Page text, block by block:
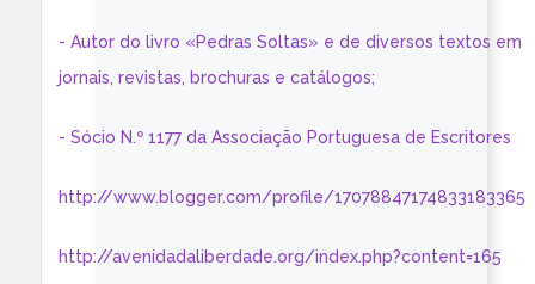
- Autor do livro «Pedras Soltas» e de diversos textos em
jornais, revistas, brochuras e catálogos;
- Sócio N.º 1177 da Associação Portuguesa de Escritores
http://www.blogger.com/profile/17078847174833183365
http://avenidadaliberdade.org/index.php?content=165